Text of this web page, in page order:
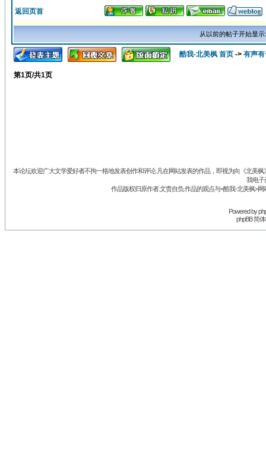
返回页首
从以前的帖子开始显
酷我-北美枫 首页 -> 有声
第1页/共1页
本论坛欢迎广大文学爱好者不拘一格地发表创作和评论.凡在网站发表的作品，即视为向《北美
我电子
作品版权归原作者.文责自负.作品的观点与<酷我-北美枫>
Powered by
phpBB 简